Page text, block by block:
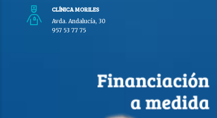
CLÍNICA MORILES
Avda. Andalucía, 30
957 53 77 75